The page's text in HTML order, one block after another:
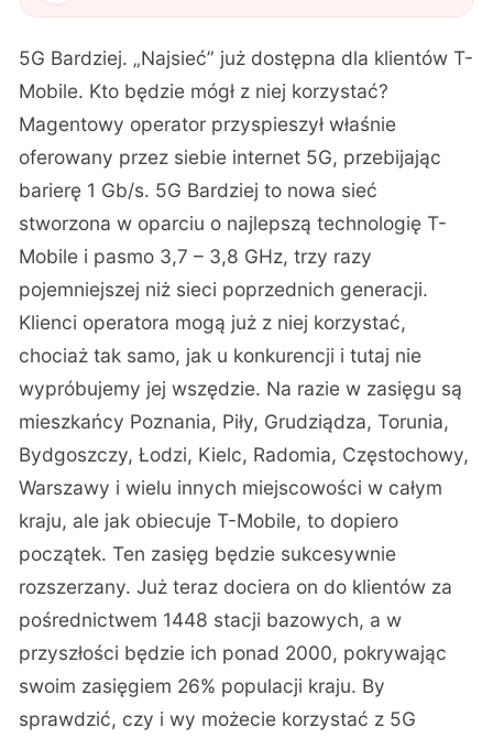
5G Bardziej. „Najsieć” już dostępna dla klientów T-
Mobile. Kto będzie mógł z niej korzystać?
Magentowy operator przyspieszył właśnie
oferowany przez siebie internet 5G, przebijając
barierę 1 Gb/s. 5G Bardziej to nowa sieć
stworzona w oparciu o najlepszą technologię T-
Mobile i pasmo 3,7 – 3,8 GHz, trzy razy
pojemniejszej niż sieci poprzednich generacji.
Klienci operatora mogą już z niej korzystać,
chociaż tak samo, jak u konkurencji i tutaj nie
wypróbujemy jej wszędzie. Na razie w zasięgu są
mieszkańcy Poznania, Piły, Grudziądza, Torunia,
Bydgoszczy, Łodzi, Kielc, Radomia, Częstochowy,
Warszawy i wielu innych miejscowości w całym
kraju, ale jak obiecuje T-Mobile, to dopiero
początek. Ten zasięg będzie sukcesywnie
rozszerzany. Już teraz dociera on do klientów za
pośrednictwem 1448 stacji bazowych, a w
przyszłości będzie ich ponad 2000, pokrywając
swoim zasięgiem 26% populacji kraju. By
sprawdzić, czy i wy możecie korzystać z 5G